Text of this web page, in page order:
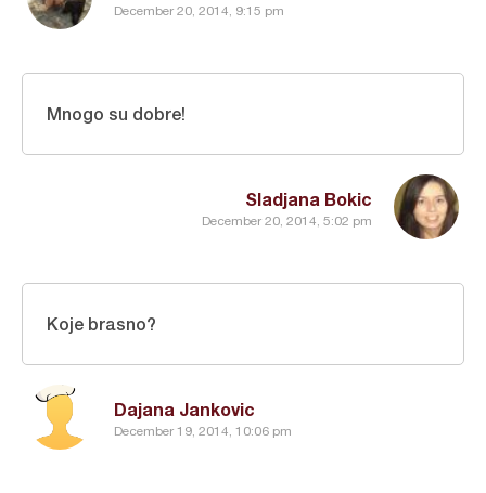
December 20, 2014, 9:15 pm
Sladjana Bokic
December 20, 2014, 5:02 pm
Mnogo su dobre!
Dajana Jankovic
December 19, 2014, 10:06 pm
Koje brasno?